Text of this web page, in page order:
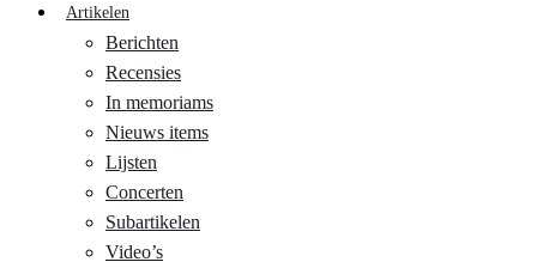
Artikelen
Berichten
Recensies
In memoriams
Nieuws items
Lijsten
Concerten
Subartikelen
Video’s